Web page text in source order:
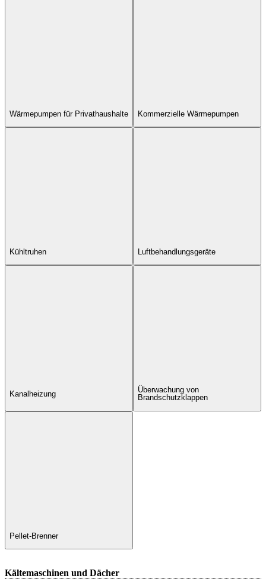
Wärmepumpen für Privathaushalte Kommerzielle Wärmepumpen
Kühltruhen Luftbehandlungsgeräte
Kanalheizung
Überwachung von
Brandschutzklappen
Pellet-Brenner
Kältemaschinen und Dächer